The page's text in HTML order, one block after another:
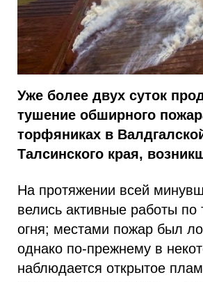
Уже более двух суток
тушение обширного
торфяниках в
Талсинского края,
На протяжении всей
велись активные работы
огня; местами пожар был
однако по-прежнему в
наблюдается открытое